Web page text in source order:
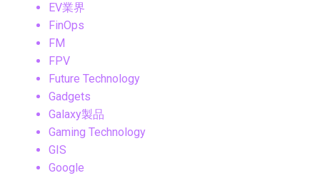
EV業界
FinOps
FM
FPV
Future Technology
Gadgets
Galaxy製品
Gaming Technology
GIS
Google